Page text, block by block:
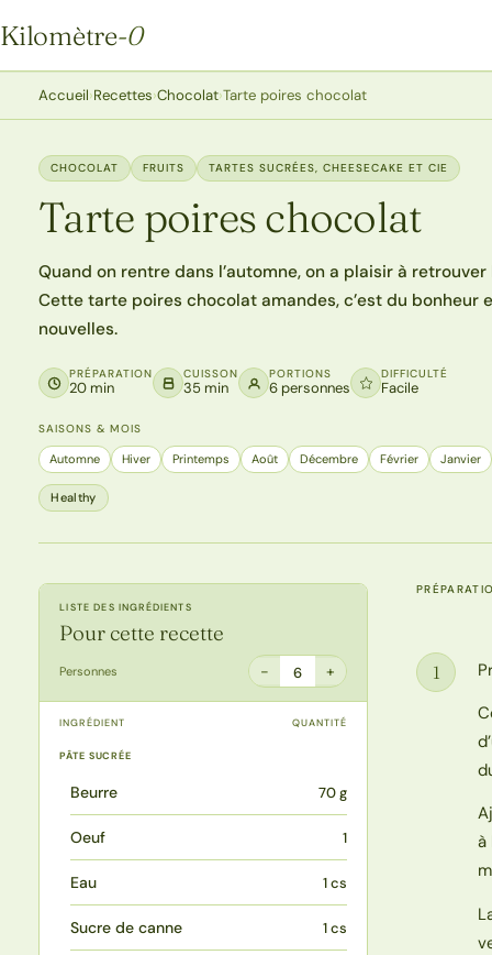
Kilomètre-0
Kilomètre-0
Accueil›Recettes›Chocolat›Tarte poires chocolat
CHOCOLAT FRUITS TARTES SUCRÉES, CHEESECAKE ET CIE
Tarte poires chocolat
Quand on rentre dans l’automne, on a plaisir à
Cette tarte poires chocolat amandes, c’est du bonheur
nouvelles.
PRÉPARATION
20 min
CUISSON
35 min
PORTIONS
6 personnes
DIFFICULTÉ
Facile
SAISONS & MOIS
Automne Hiver Printemps Août Décembre Février Janvier
Healthy
LISTE DES INGRÉDIENTS
Pour cette recette
Personnes − 6 +
INGRÉDIENT QUANTITÉ
PÂTE SUCRÉE
Beurre 70 g
Oeuf 1
Eau 1 cs
Sucre de canne 1 cs
Étape
1
à